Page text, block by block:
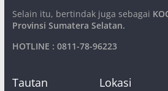
Selain itu, bertindak juga sebagai
Provinsi Sumatera Selatan.
HOTLINE : 0811-78-96223
Tautan Lokasi